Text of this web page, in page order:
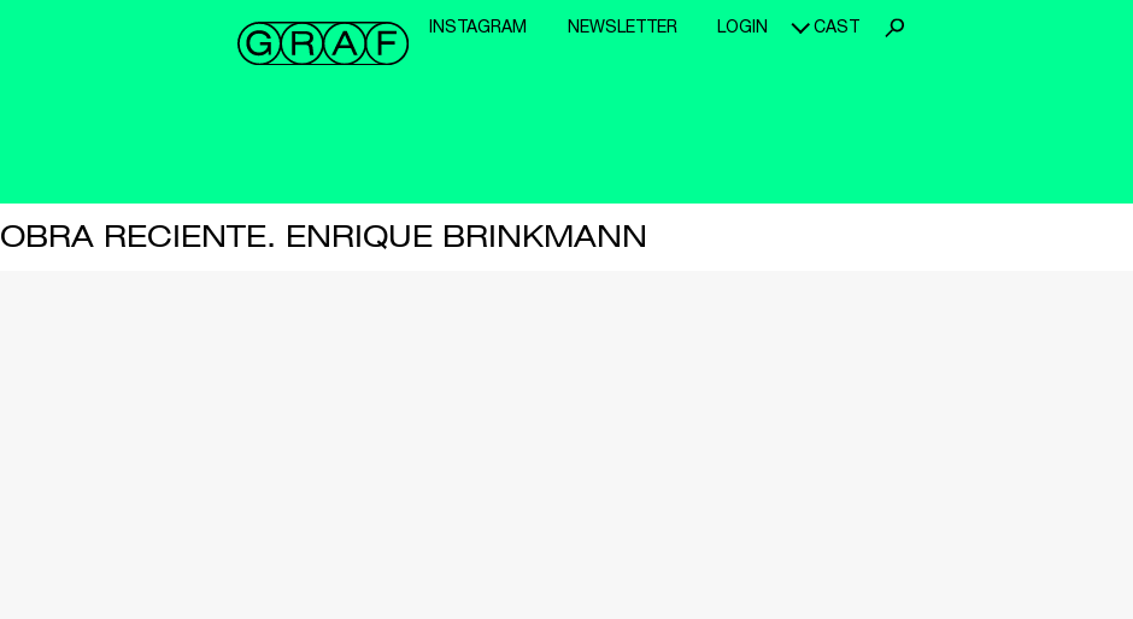
INSTAGRAM NEWSLETTER LOGIN CAST
OBRA RECIENTE. ENRIQUE BRINKMANN